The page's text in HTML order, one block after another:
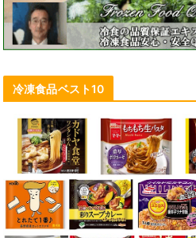
冷凍食品ベスト10